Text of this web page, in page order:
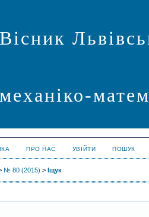
Вісник
механіко-
ПРО НАС УВІЙТИ ПОШУК
№ 80 (2015) > Іщук